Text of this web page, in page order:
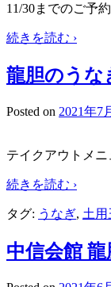
11/30までのご予
続きを読む ›
龍胆のうな
Posted on 2021年7
テイクアウトメ
続きを読む ›
タグ: うなぎ, 土用
中信会館